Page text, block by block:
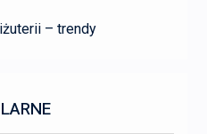
– trendy